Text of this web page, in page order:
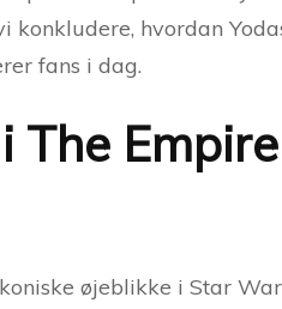
konkludere, hvordan
fans i dag.
øjeblikke i Star